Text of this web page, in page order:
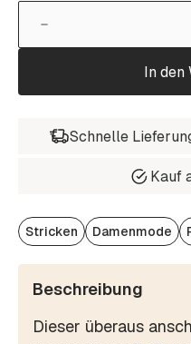
In den
Schnelle
Kauf
Stricken Damenmode
Beschreibung
Dieser überaus